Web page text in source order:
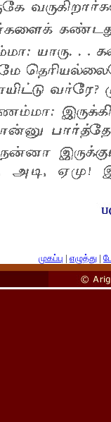
முகப்பு | எழுத்து |